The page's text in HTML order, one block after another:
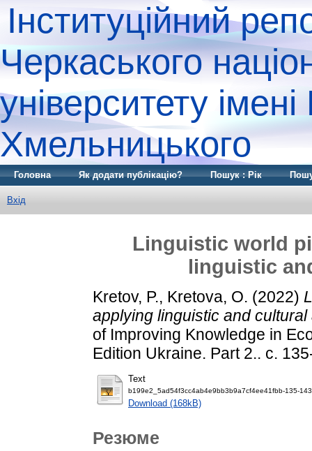
Інституційний
Черкаського
університету
Хмельницького
Головна Як додати публікацію? Пошук : Рік
Вхід
Linguistic world
linguistic
Kretov, P., Kretova, O. (2022)
applying linguistic аnd
of Improving Knowledge in
Edition Ukraine. Part 2.. с.
Text
b199e2_5ad54f3cc4ab4e9bb3b9a7cf4ee41fbb-135-
Download (168kB)
Резюме